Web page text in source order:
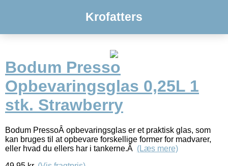
Krofatters
Bodum Presso
Opbevaringsglas 0,25L 1
stk. Strawberry
Bodum PressoÂ opbevaringsglas er et praktisk glas, som
kan bruges til at opbevare forskellige former for madvarer,
eller hvad du ellers har i tankerne.Â (Læs mere)